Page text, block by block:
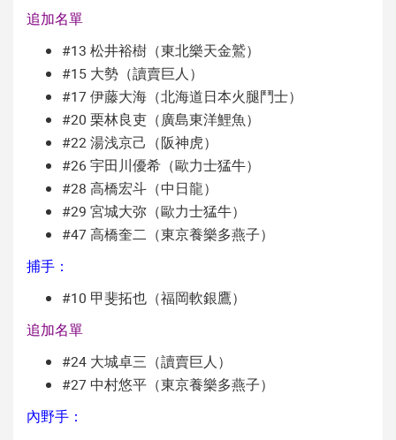
追加名單
#13 松井裕樹（東北樂天金鷲）
#15 大勢（讀賣巨人）
#17 伊藤大海（北海道日本火腿鬥士）
#20 栗林良吏（廣島東洋鯉魚）
#22 湯浅京己（阪神虎）
#26 宇田川優希（歐力士猛牛）
#28 高橋宏斗（中日龍）
#29 宮城大弥（歐力士猛牛）
#47 高橋奎二（東京養樂多燕子）
捕手：
#10 甲斐拓也（福岡軟銀鷹）
追加名單
#24 大城卓三（讀賣巨人）
#27 中村悠平（東京養樂多燕子）
內野手：